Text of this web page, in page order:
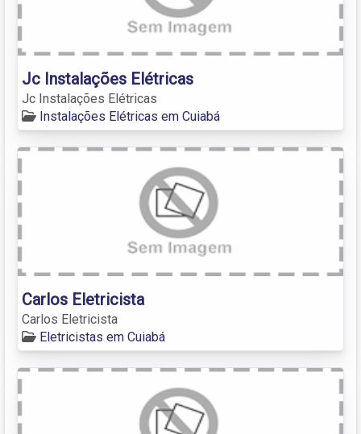
Jc Instalações Elétricas
Jc Instalações Elétricas
Instalações Elétricas em Cuiabá
Carlos Eletricista
Carlos Eletricista
Eletricistas em Cuiabá